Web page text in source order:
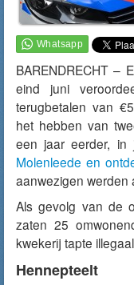
BARENDRECHT –
eind juni
terugbetalen van
het hebben van
een jaar eerder,
Molenleede en
aanwezigen werden
Als gevolg van de
zaten 25
kwekerij tapte
Hennepteelt